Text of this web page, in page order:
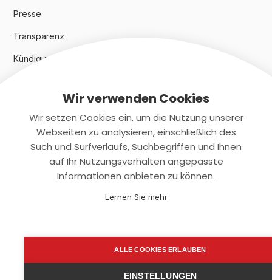
Presse
Transparenz
Kündigungsindex 2024
Rechtliches
Datenschutz
support@smartkuendigen.de
Wir verwenden Cookies
Wir setzen Cookies ein, um die Nutzung unserer
Webseiten zu analysieren, einschließlich des
Such und Surfverlaufs, Suchbegriffen und Ihnen
auf Ihr Nutzungsverhalten angepasste
Informationen anbieten zu können.
Lernen Sie mehr
ALLE COOKIES ERLAUBEN
EINSTELLUNGEN